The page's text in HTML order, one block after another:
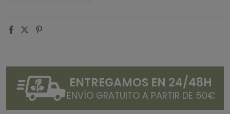
ENTREGAMOS EN 24/48H
ENVÍO GRATUITO A PARTIR DE 50€